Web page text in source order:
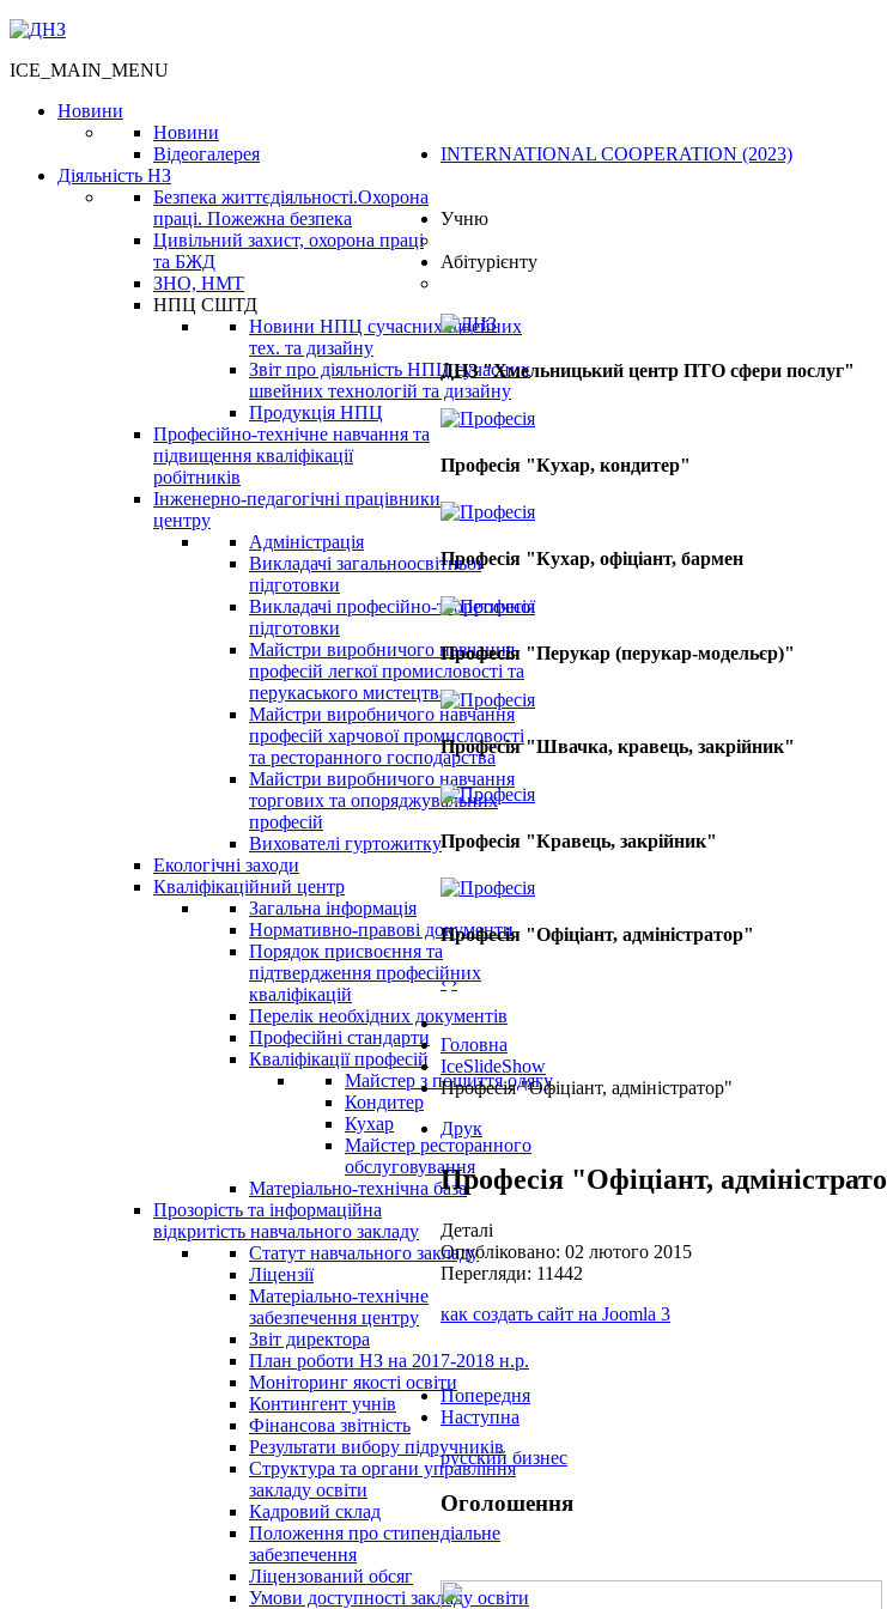
ICE_MAIN_MENU
Новини
Новини
Відеогалерея
INTERNATIONAL COOPERATION (2023)
Діяльність НЗ
Безпека життєдіяльності.Охорона
праці. Пожежна безпека
Цивільний захист, охорона праці
та БЖД
ЗНО, НМТ
НПЦ СШТД
Новини НПЦ сучасних швейних
тех. та дизайну
Звіт про діяльність НПЦ сучасних
швейних технологій та дизайну
Продукція НПЦ
Професійно-технічне навчання та
підвищення кваліфікації
робітників
Інженерно-педагогічні працівники
центру
Адміністрація
Викладачі загальноосвітньої
підготовки
Викладачі професійно-теоретичної
підготовки
Майстри виробничого навчання
професій легкої промисловості та
перукаського мистецтва
Майстри виробничого навчання
професій харчової промисловості
та ресторанного господарства
Майстри виробничого навчання
торгових та опоряджувальних
професій
Вихователі гуртожитку
Екологічні заходи
Кваліфікаційний центр
Загальна інформація
Нормативно-правові документи
Порядок присвоєння та
підтвердження професійних
кваліфікацій
Перелік необхідних документів
Професійні стандарти
Кваліфікації професій
Майстер з пошиття одягу
Кондитер
Кухар
Майстер ресторанного
обслуговування
Матеріально-технічна база
Прозорість та інформаційна
відкритість навчального закладу
Статут навчального закладу
Ліцензії
Матеріально-технічне
забезпечення центру
Звіт директора
План роботи НЗ на 2017-2018 н.р.
Моніторинг якості освіти
Контингент учнів
Фінансова звітність
Результати вибору підручників
Структура та органи управління
закладу освіти
Кадровий склад
Положення про стипендіальне
забезпечення
Ліцензований обсяг
Умови доступності закладу освіти
Учню
Абітурієнту
ДНЗ "Хмельницький центр ПТО сфери послуг"
Професія "Кухар, кондитер"
Професія "Кухар, офіціант, бармен
Професія "Перукар (перукар-модельєр)"
Професія "Швачка, кравець, закрійник"
Професія "Кравець, закрійник"
Професія "Офіціант, адміністратор"
‹ ›
Головна
IceSlideShow
Професія "Офіціант, адміністратор"
Друк
Професія "Офіціант,
Деталі
Опубліковано: 02 лютого 2015
Перегляди: 11442
как создать сайт на Joomla 3
Попередня
Наступна
русский бизнес
Оголошення